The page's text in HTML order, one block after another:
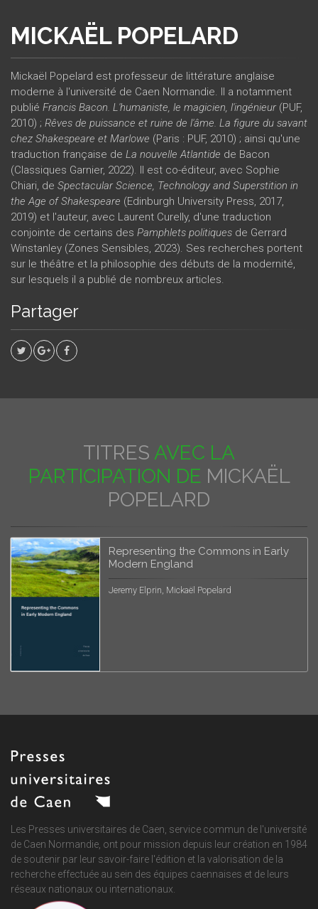
MICKAËL POPELARD
Mickaël Popelard est professeur de littérature anglaise
moderne à l'université de Caen Normandie. Il a notamment
publié Francis Bacon. L'humaniste, le magicien, l'ingénieur(PUF,
2010) ; Rêves de puissance et ruine de l'âme. La figure du savant
chez Shakespeare et Marlowe (Paris : PUF, 2010) ; ainsi qu'une
traduction française de La nouvelle Atlantide de Bacon
(Classiques Garnier, 2022). Il est co-éditeur, avec Sophie
Chiari, de Spectacular Science, Technology and Superstition in
the Age of Shakespeare (Edinburgh University Press, 2017,
2019) et l'auteur, avec Laurent Curelly, d'une traduction
conjointe de certains des Pamphlets politiques de Gerrard
Winstanley (Zones Sensibles, 2023). Ses recherches portent
sur le théâtre et la philosophie des débuts de la modernité,
sur lesquels il a publié de nombreux articles.
Partager
TITRES AVEC LA
PARTICIPATION DE MICKAËL
POPELARD
Representing the Commons in Early
Modern England
Jeremy Elprin, Mickaël Popelard
Les Presses universitaires de Caen, service commun de l'université
de Caen Normandie, ont pour mission depuis leur création en 1984
de soutenir par leur savoir-faire l'édition et la valorisation de la
recherche effectuée au sein des équipes caennaises et de leurs
réseaux nationaux ou internationaux.